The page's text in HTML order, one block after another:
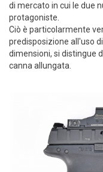
di mercato in cui le due
protagoniste.
Ciò è particolarmente
predisposizione all'uso
dimensioni, si distingue
canna allungata.